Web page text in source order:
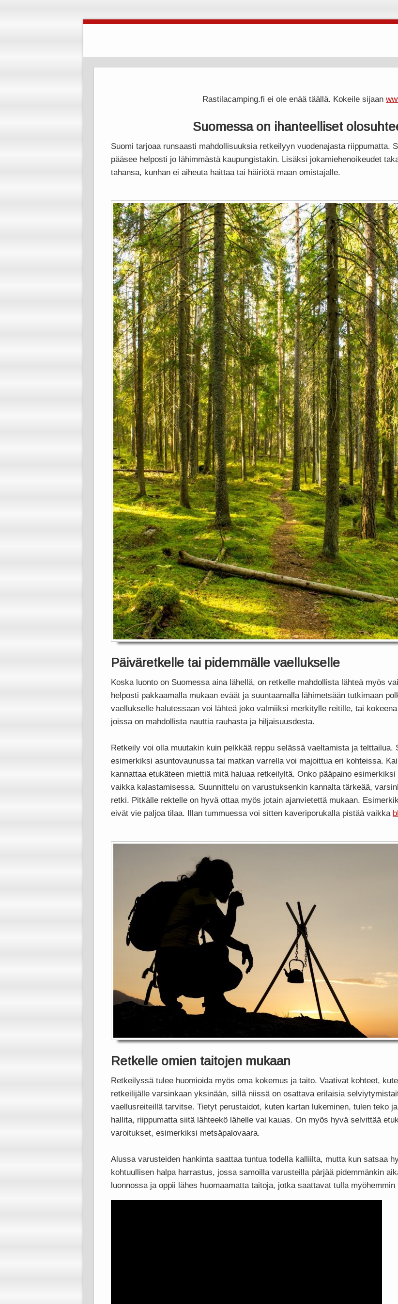
Rastilacamping.fi ei ole enää täällä. Kokeile sijaan
Suomessa on ihanteelliset
Suomi tarjoaa runsaasti mahdollisuuksia retkeilyyn vuodenajasta riippumatta.
pääsee helposti jo lähimmästä kaupungistakin. Lisäksi jokamiehenoikeudet
tahansa, kunhan ei aiheuta haittaa tai häiriötä maan omistajalle.
Päiväretkelle tai pidemmälle vaellukselle
Koska luonto on Suomessa aina lähellä, on retkelle mahdollista lähteä myös
helposti pakkaamalla mukaan eväät ja suuntaamalla lähimetsään tutkimaan
vaellukselle halutessaan voi lähteä joko valmiiksi merkitylle reitille, tai
joissa on mahdollista nauttia rauhasta ja hiljaisuusdesta.
Retkeily voi olla muutakin kuin pelkkää reppu selässä vaeltamista ja
esimerkiksi asuntovaunussa tai matkan varrella voi majoittua eri kohteissa.
kannattaa etukäteen miettiä mitä haluaa retkeilyltä. Onko pääpaino
vaikka kalastamisessa. Suunnittelu on varustuksenkin kannalta tärkeää,
retki. Pitkälle rektelle on hyvä ottaa myös jotain ajanvietettä mukaan.
eivät vie paljoa tilaa. Illan tummuessa voi sitten kaveriporukalla pistää vaikka
Retkelle omien taitojen mukaan
Retkeilyssä tulee huomioida myös oma kokemus ja taito. Vaativat kohteet,
retkeilijälle varsinkaan yksinään, sillä niissä on osattava erilaisia
vaellusreiteillä tarvitse. Tietyt perustaidot, kuten kartan lukeminen, tulen teko
hallita, riippumatta siitä lähteekö lähelle vai kauas. On myös hyvä selvittää
varoitukset, esimerkiksi metsäpalovaara.
Alussa varusteiden hankinta saattaa tuntua todella kalliilta, mutta kun satsaa
kohtuullisen halpa harrastus, jossa samoilla varusteilla pärjää pidemmänkin
luonnossa ja oppii lähes huomaamatta taitoja, jotka saattavat tulla